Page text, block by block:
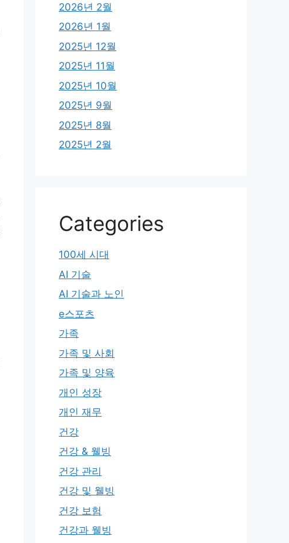
2026년 2월
2026년 1월
2025년 12월
2025년 11월
2025년 10월
2025년 9월
2025년 8월
2025년 2월
Categories
100세 시대
AI 기술
AI 기술과 노인
e스포츠
가족
가족 및 사회
가족 및 양육
개인 성장
개인 재무
건강
건강 & 웰빙
건강 관리
건강 및 웰빙
건강 보험
건강과 웰빙